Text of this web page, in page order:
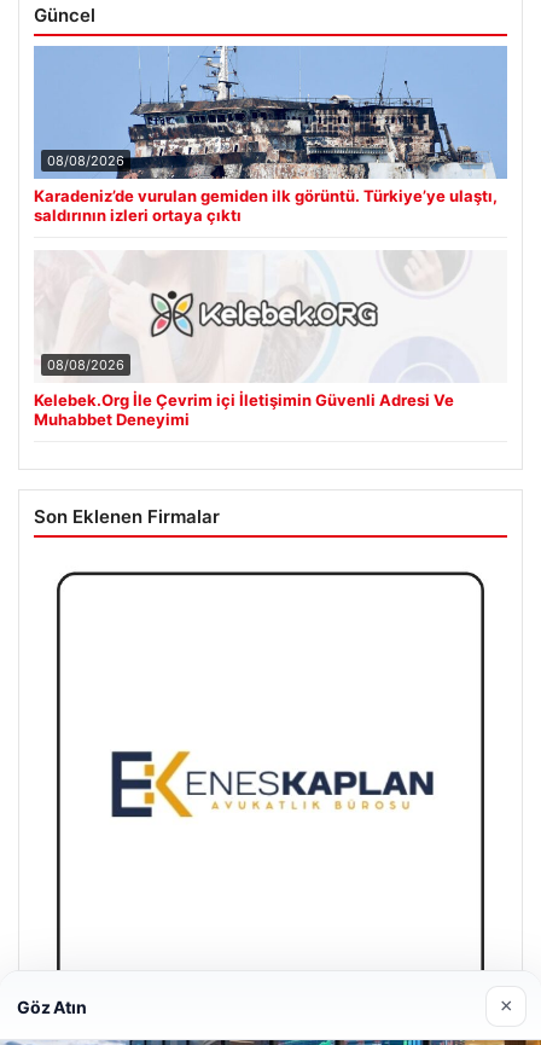
Güncel
08/08/2026
Karadeniz’de vurulan gemiden ilk görüntü. Türkiye’ye ulaştı,
saldırının izleri ortaya çıktı
08/08/2026
Kelebek.Org İle Çevrim içi İletişimin Güvenli Adresi Ve
Muhabbet Deneyimi
Son Eklenen Firmalar
Göz Atın ×